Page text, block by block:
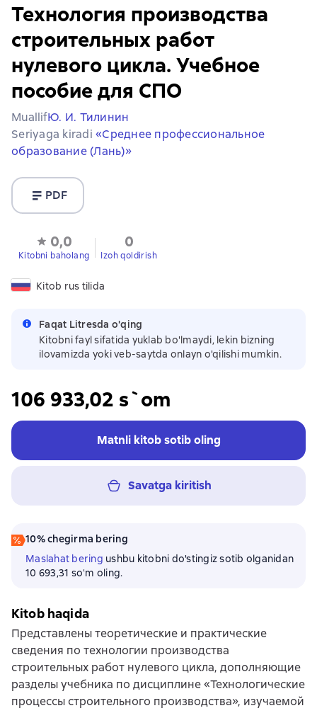
Технология производства
строительных работ
нулевого цикла. Учебное
пособие для СПО
MuallifЮ. И. Тилинин
Seriyaga kiradi «Среднее профессиональное
образование (Лань)»
PDF
0,0
Kitobni baholang
0
Izoh qoldirish
Kitob rus tilida
Faqat Litresda o'qing
Kitobni fayl sifatida yuklab bo'lmaydi, lekin bizning
ilovamizda yoki veb-saytda onlayn o'qilishi mumkin.
106 933,02 s`om
Matnli kitob sotib oling
Savatga kiritish
10% chegirma bering
Maslahat bering ushbu kitobni do'stingiz sotib olganidan
10 693,31 soʻm oling.
Kitob haqida
Представлены теоретические и практические
сведения по технологии производства
строительных работ нулевого цикла, дополняющие
разделы учебника по дисциплине «Технологические
процессы строительного производства», изучаемой